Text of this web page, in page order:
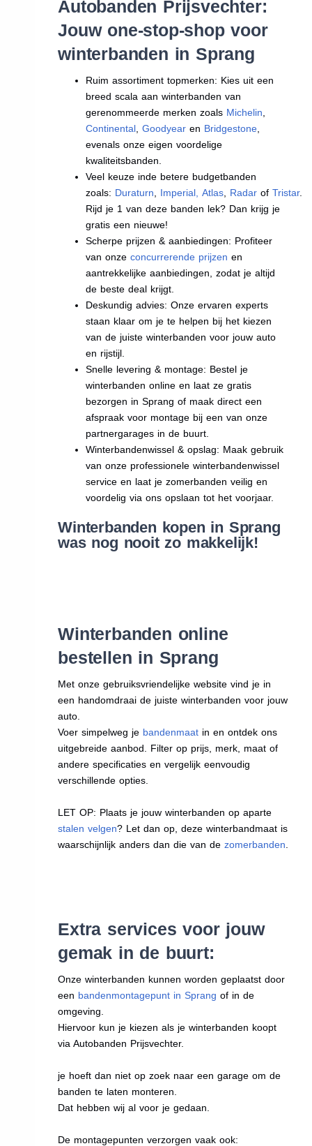
Autobanden Prijsvechter:
Jouw one-stop-shop voor
winterbanden in Sprang
Ruim assortiment topmerken: Kies uit een
breed scala aan winterbanden van
gerenommeerde merken zoals Michelin
Continental ,Goodyear en Bridgestone
evenals onze eigen voordelige
kwaliteitsbanden.
Veel keuze inde betere budgetbanden
zoals: Duraturn Imperial Atlas Radar ofTristar.
Rijd je 1 van deze banden lek? Dan krijg je
gratis een nieuwe!
Scherpe prijzen & aanbiedingen: Profiteer
van onzeconcurrerende prijzen en
aantrekkelijke aanbiedingen, zodat je altijd
de beste deal krijgt.
Deskundig advies: Onze ervaren experts
staan klaar om je te helpen bij het kiezen
van de juiste winterbanden voor jouw auto
en rijstijl.
Snelle levering & montage: Bestel je
winterbanden online en laat ze gratis
bezorgen in Sprang of maak direct een
afspraak voor montage bij een van onze
partnergarages in de buurt.
Winterbandenwissel & opslag: Maak gebruik
van onze professionele winterbandenwissel
service en laat je zomerbanden veilig en
voordelig via ons opslaan tot het voorjaar.
Winterbanden kopen in Sprang
was nog nooit zo makkelijk!
Winterbanden online
bestellen in Sprang
Met onze gebruiksvriendelijke website vind je in
een handomdraai de juiste winterbanden voor jouw
auto.
Voer simpelweg je bandenmaat in en ontdek ons
uitgebreide aanbod. Filter op prijs, merk, maat of
andere specificaties en vergelijk eenvoudig
verschillende opties.
LET OP: Plaats je jouw winterbanden op aparte
stalen velgen? Let dan op, deze winterbandmaat is
waarschijnlijk anders dan die van dezomerbanden
Extra services voor jouw
gemak in de buurt:
Onze winterbanden kunnen worden geplaatst door
een bandenmontagepunt in Sprang of in de
omgeving.
Hiervoor kun je kiezen als je winterbanden koopt
via Autobanden Prijsvechter.
je hoeft dan niet op zoek naar een garage om de
banden te laten monteren.
Dat hebben wij al voor je gedaan.
De montagepunten verzorgen vaak ook: